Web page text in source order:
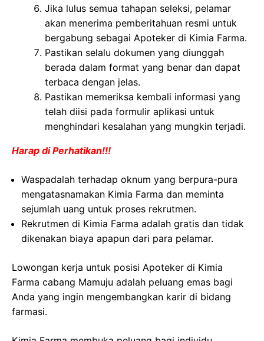
Jika lulus semua tahapan seleksi, pelamar
akan menerima pemberitahuan resmi untuk
bergabung sebagai Apoteker di Kimia Farma.
Pastikan selalu dokumen yang diunggah
berada dalam format yang benar dan dapat
terbaca dengan jelas.
Pastikan memeriksa kembali informasi yang
telah diisi pada formulir aplikasi untuk
menghindari kesalahan yang mungkin terjadi.
Harap di Perhatikan!!!
Waspadalah terhadap oknum yang berpura-pura
mengatasnamakan Kimia Farma dan meminta
sejumlah uang untuk proses rekrutmen.
Rekrutmen di Kimia Farma adalah gratis dan tidak
dikenakan biaya apapun dari para pelamar.
Lowongan kerja untuk posisi Apoteker di Kimia
Farma cabang Mamuju adalah peluang emas bagi
Anda yang ingin mengembangkan karir di bidang
farmasi.